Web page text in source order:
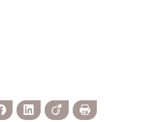
Facebook LinkedIn Viadeo